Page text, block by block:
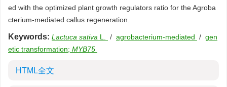
ed with the optimized plant growth regulators ratio for the Agroba
cterium-mediated callus regeneration.
Keywords: Lactuca sativa L. / agrobacterium-mediated / gen
etic transformation; MYB75
HTML全文